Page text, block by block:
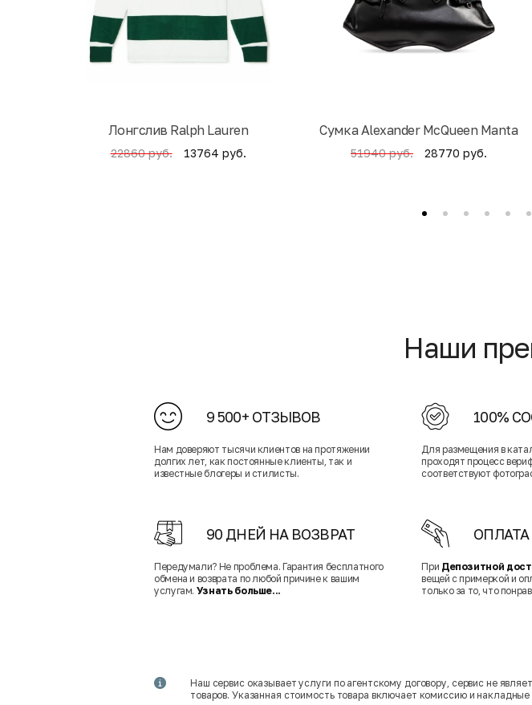
Лонгслив Ralph Lauren
22860 руб. 13764 руб.
Cумка Alexander McQueen Manta
51940 руб. 28770 руб.
Наши
9 500+ ОТЗЫВОВ
Нам доверяют тысячи клиентов на протяжении
долгих лет, как постоянные клиенты, так и
известные блогеры и стилисты.
100%
Для размещения в
проходят процесс
соответствуют
90 ДНЕЙ НА ВОЗВРАТ
Передумали? Не проблема. Гарантия бесплатного
обмена и возврата по любой причине к вашим
услугам. Узнать больше...
При Депозитной
вещей с примеркой и
только за то, что
Наш сервис оказывает услуги по агентскому договору, сервис не
товаров. Указанная стоимость товара включает комиссию и